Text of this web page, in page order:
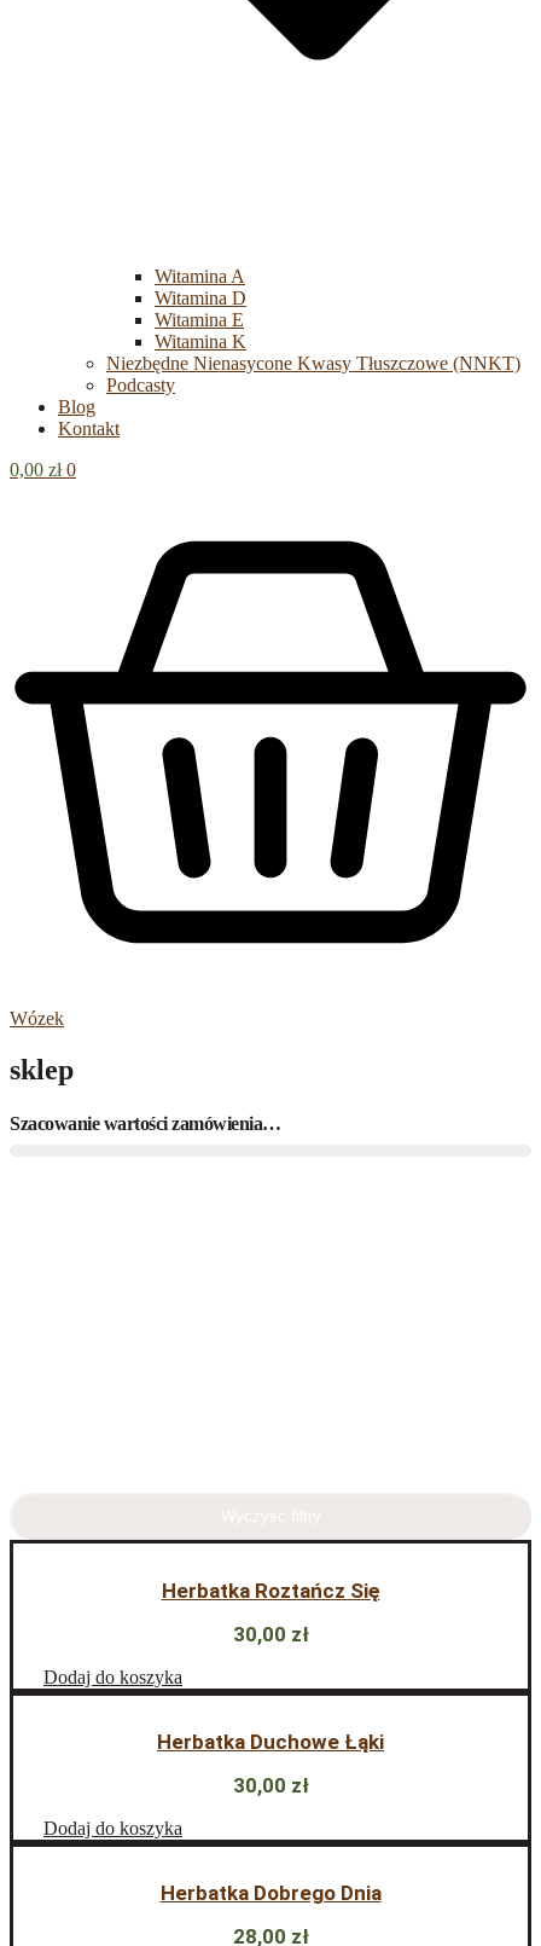
Witamina A
Witamina D
Witamina E
Witamina K
Niezbędne Nienasycone Kwasy Tłuszczowe (NNKT)
Podcasty
Blog
Kontakt
0,00 zł 0
Wózek
sklep
Szacowanie wartości zamówienia…
Herbatka Roztańcz Się
30,00 zł
Dodaj do koszyka
Herbatka Duchowe Łąki
30,00 zł
Dodaj do koszyka
Herbatka Dobrego Dnia
28,00 zł